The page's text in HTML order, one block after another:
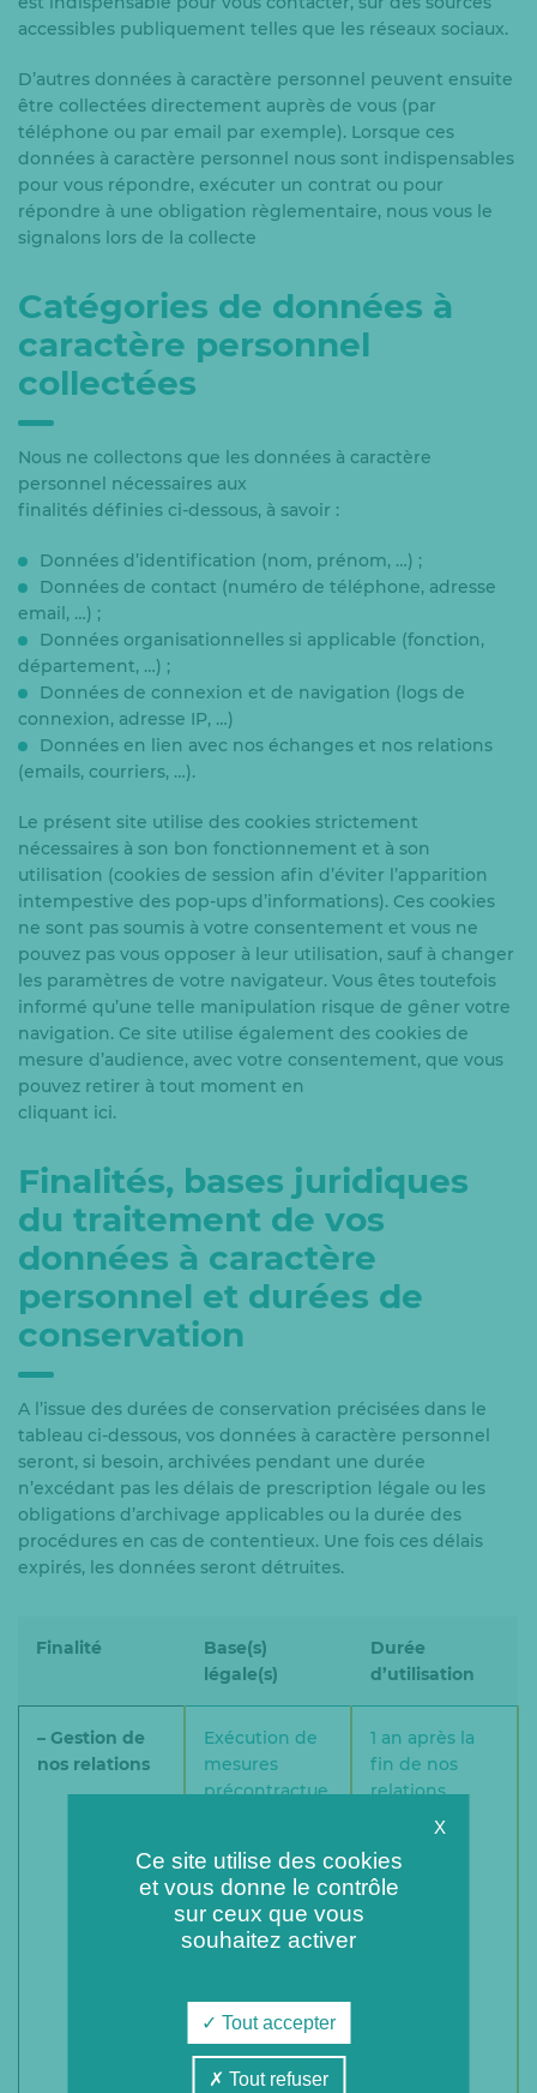
accessibles publiquement telles que les réseaux sociaux.
D’autres données à caractère personnel peuvent ensuite
être collectées directement auprès de vous (par
téléphone ou par email par exemple). Lorsque ces
données à caractère personnel nous sont indispensables
pour vous répondre, exécuter un contrat ou pour
répondre à une obligation règlementaire, nous vous le
signalons lors de la collecte
Catégories de données à
caractère personnel
collectées
Nous ne collectons que les données à caractère
personnel nécessaires aux
finalités définies ci-dessous, à savoir :
Données d’identification (nom, prénom, …) ;
Données de contact (numéro de téléphone, adresse
email, …) ;
Données organisationnelles si applicable (fonction,
département, …) ;
Données de connexion et de navigation (logs de
connexion, adresse IP, …)
Données en lien avec nos échanges et nos relations
(emails, courriers, …).
Le présent site utilise des cookies strictement
nécessaires à son bon fonctionnement et à son
utilisation (cookies de session afin d’éviter l’apparition
intempestive des pop-ups d’informations). Ces cookies
ne sont pas soumis à votre consentement et vous ne
pouvez pas vous opposer à leur utilisation, sauf à changer
les paramètres de votre navigateur. Vous êtes toutefois
informé qu’une telle manipulation risque de gêner votre
navigation. Ce site utilise également des cookies de
mesure d’audience, avec votre consentement, que vous
pouvez retirer à tout moment en
cliquant ici.
Finalités, bases juridiques
du traitement de vos
données à caractère
personnel et durées de
conservation
A l’issue des durées de conservation précisées dans le
tableau ci-dessous, vos données à caractère personnel
seront, si besoin, archivées pendant une durée
n’excédant pas les délais de prescription légale ou les
obligations d’archivage applicables ou la durée des
procédures en cas de contentieux. Une fois ces délais
expirés, les données seront détruites.
Finalité
Base(s)
légale(s)
Durée
d’utilisation
– Gestion de
nos relations
Exécution de
mesures
précontractue
prises à votre
demande
(demandes
d’information,
relation…)
Notre intérêt
légitime
(gérer nos
1 an après la
fin de nos
relations
X
Ce site utilise des cookies
et vous donne le contrôle
sur ceux que vous
souhaitez activer
Tout accepter
Tout refuser